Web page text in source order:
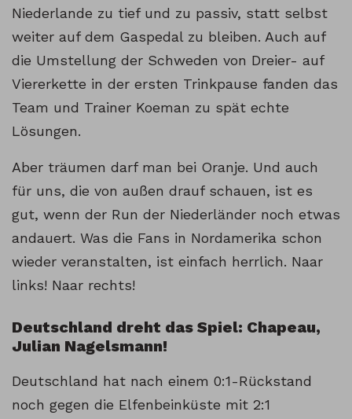
Niederlande zu tief und zu passiv, statt selbst
weiter auf dem Gaspedal zu bleiben. Auch auf
die Umstellung der Schweden von Dreier- auf
Viererkette in der ersten Trinkpause fanden das
Team und Trainer Koeman zu spät echte
Lösungen.
Aber träumen darf man bei Oranje. Und auch
für uns, die von außen drauf schauen, ist es
gut, wenn der Run der Niederländer noch etwas
andauert. Was die Fans in Nordamerika schon
wieder veranstalten, ist einfach herrlich. Naar
links! Naar rechts!
Deutschland dreht das Spiel: Chapeau,
Julian Nagelsmann!
Deutschland hat nach einem 0:1-Rückstand
noch gegen die Elfenbeinküste mit 2:1